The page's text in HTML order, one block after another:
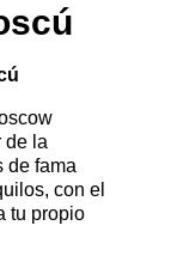
de la
de fama
con el
tu propio